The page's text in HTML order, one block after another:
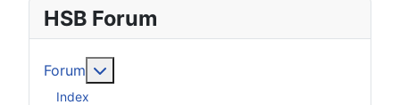
HSB Forum
Forum
Index